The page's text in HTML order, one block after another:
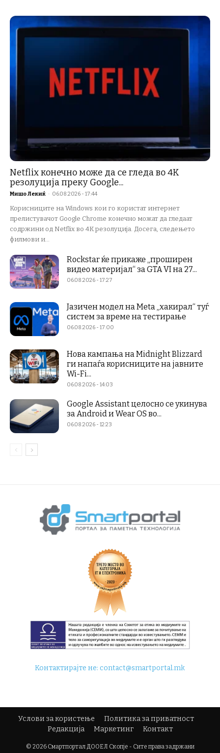
Netflix конечно може да се гледа во 4K
резолуција преку Google...
Мишо Лекиќ - 06.08.2026 - 17:44
Корисниците на Windows кои го користат интернет
прелистувачот Google Chrome конечно можат да гледаат
содржини од Netflix во 4K резолуција. Досега, следењето
филмови и...
Rockstar ќе прикаже „проширен
видео материјал“ за GTA VI на 27...
06.08.2026 - 17:27
Јазичен модел на Meta „хакирал“ туѓ
систем за време на тестирање
06.08.2026 - 17:00
Нова кампања на Midnight Blizzard
ги напаѓа корисниците на јавните
Wi-Fi...
06.08.2026 - 14:03
Google Assistant целосно се укинува
за Android и Wear OS во...
06.08.2026 - 12:23
Контактирајте не:contact@smartportal.mk
Услови за користење
Политика за приватност
Редакција
Маркетинг Контакт
© 2026 Смартпортал ДООЕЛ Скопје - Сите права задржани